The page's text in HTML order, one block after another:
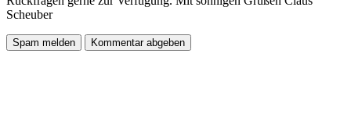
Scheuber